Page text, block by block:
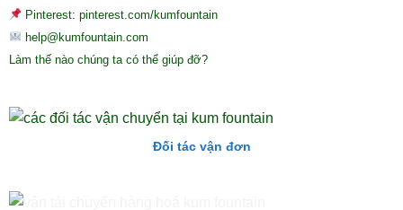
Pinterest: pinterest.com/kumfountain
help@kumfountain.com
Làm thế nào chúng ta có thể giúp đỡ?
Đối tác vận đơn